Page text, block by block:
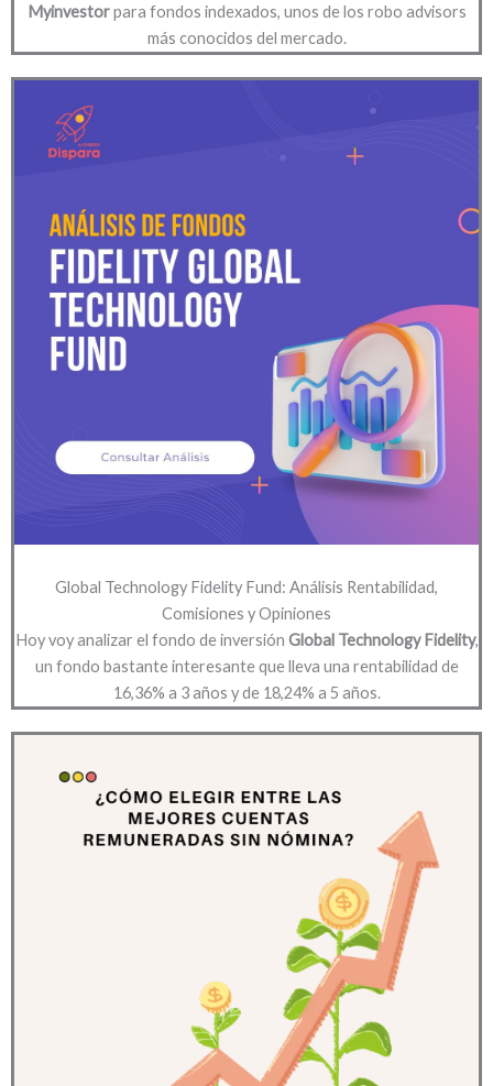
Myinvestorpara fondos indexados, unos de los robo advisors
más conocidos del mercado.
Global Technology Fidelity Fund: Análisis Rentabilidad,
Comisiones y Opiniones
Hoy voy analizar el fondo de inversión Global Technology Fidelity,
un fondo bastante interesante que lleva una rentabilidad de
16,36% a 3 años y de 18,24% a 5 años.